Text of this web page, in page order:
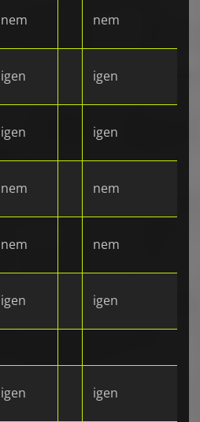
nem nem
igen igen
igen igen
nem nem
nem nem
igen igen
igen igen